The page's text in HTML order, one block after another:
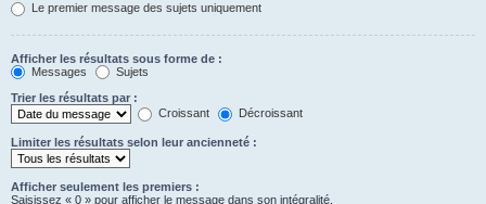
Le premier message des sujets uniquement
Afficher les résultats sous forme de :
Messages
Sujets
Trier les résultats par :
Croissant
Décroissant
Limiter les résultats selon leur ancienneté :
Afficher seulement les premiers :
Saisissez « 0 » pour afficher le message dans son intégralité.